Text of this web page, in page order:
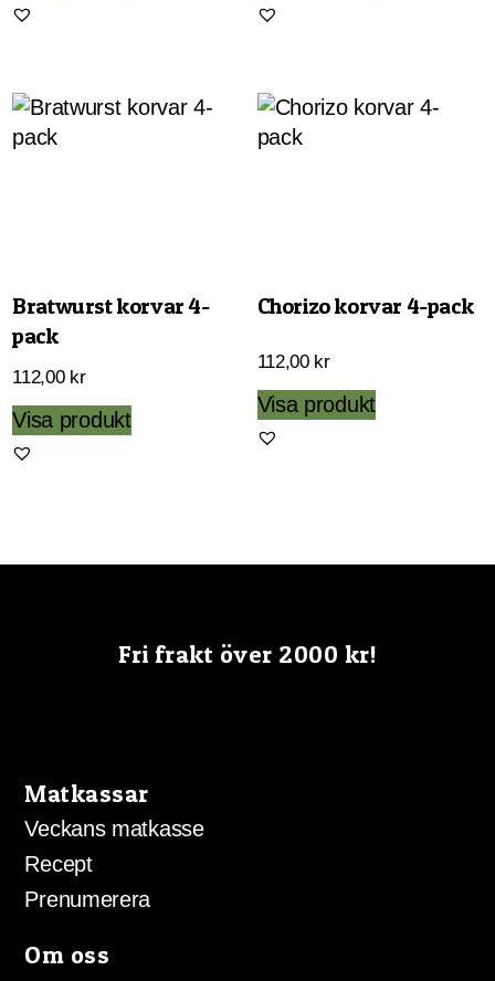
Bratwurst korvar 4-
pack
112,00 kr
Visa produkt
Chorizo korvar 4-pack
112,00 kr
Visa produkt
Fri frakt över 2000 kr!
Matkassar
Veckans matkasse
Recept
Prenumerera
Om oss